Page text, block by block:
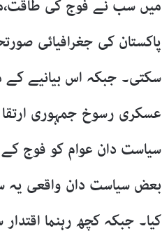
میں سب نے فوج کی
پاکستان کی جغرافیائی
سکتی۔ جبکہ اس بیانیے کے
عسکری رسوخ جمہوری ارتقا
سیاست دان عوام کو فوج کے
بعض سیاست دان واقعی یہ
کیا۔ جبکہ کچھ رہنما